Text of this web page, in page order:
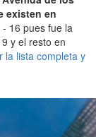
existen en
16 pues fue la
y el resto en
la lista completa y